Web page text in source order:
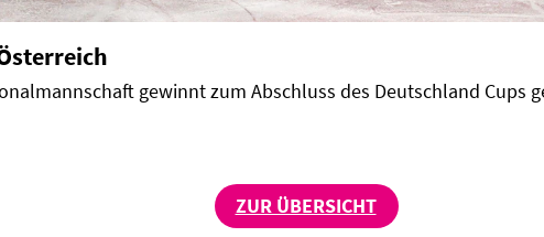
gewinnt zum Abschluss des Deutschland Cups
ZUR ÜBERSICHT